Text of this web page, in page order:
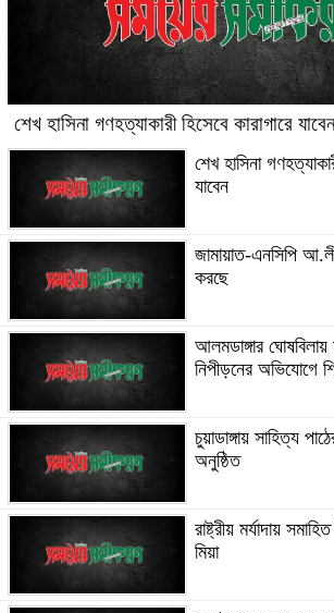
শেখ হাসিনা গণহত্যাকারী হিসেবে কারাগারে যাবেন
শেখ হাসিনা
যাবেন
জামায়াত-এনসিপি
করছে
আলমডাঙ্গার ঘোষবিলায়
নিপীড়নের অভিযোগে
চুয়াডাঙ্গায় সাহিত্য
অনুষ্ঠিত
রাষ্ট্রীয় মর্যাদায়
মিয়া